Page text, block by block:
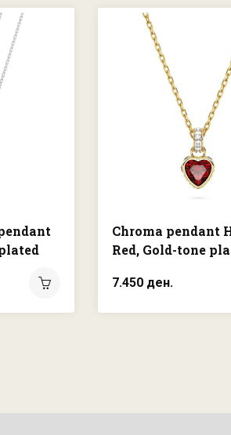
Chroma pendant
Red, Gold-tone
7.450 ден.